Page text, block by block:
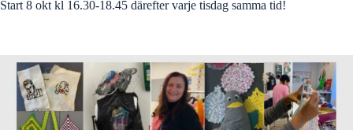
Start 8 okt kl 16.30-18.45 därefter varje tisdag samma tid!